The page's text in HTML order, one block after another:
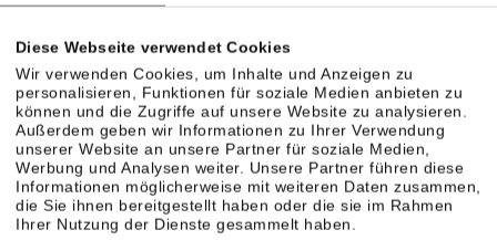
Diese Webseite verwendet Cookies
Wir verwenden Cookies, um Inhalte und Anzeigen zu
personalisieren, Funktionen für soziale Medien anbieten zu
können und die Zugriffe auf unsere Website zu analysieren.
Außerdem geben wir Informationen zu Ihrer Verwendung
unserer Website an unsere Partner für soziale Medien,
Werbung und Analysen weiter. Unsere Partner führen diese
Informationen möglicherweise mit weiteren Daten zusammen,
die Sie ihnen bereitgestellt haben oder die sie im Rahmen
Ihrer Nutzung der Dienste gesammelt haben.